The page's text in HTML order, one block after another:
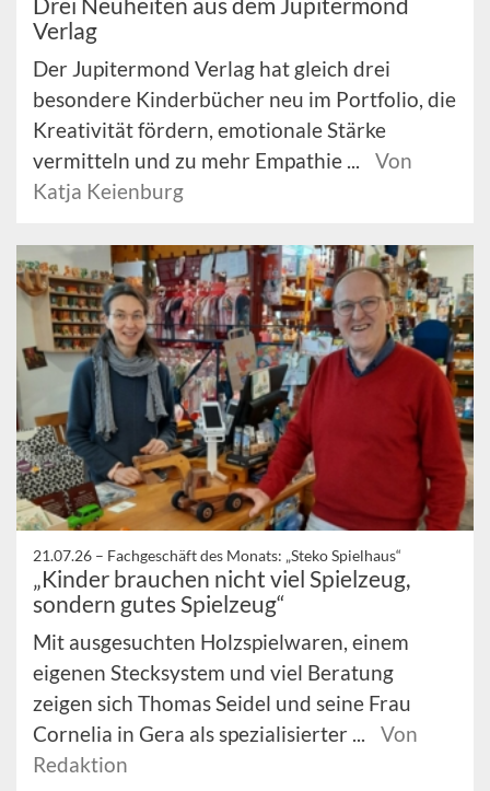
Verlag
Der Jupitermond Verlag hat gleich drei
besondere Kinderbücher neu im Portfolio, die
Kreativität fördern, emotionale Stärke
vermitteln und zu mehr Empathie ...
Von
Katja Keienburg
21.07.26 – Fachgeschäft des Monats: „Steko Spielhaus“
„Kinder brauchen nicht viel Spielzeug,
sondern gutes Spielzeug“
Mit ausgesuchten Holzspielwaren, einem
eigenen Stecksystem und viel Beratung
zeigen sich Thomas Seidel und seine Frau
Cornelia in Gera als spezialisierter ...
Von
Redaktion